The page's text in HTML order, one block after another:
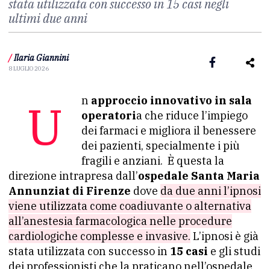
stata utilizzata con successo in 15 casi negli
ultimi due anni
/ Ilaria Giannini
8 LUGLIO 2026
Un approccio innovativo in sala
operatoria che riduce l’impiego
dei farmaci e migliora il benessere
dei pazienti, specialmente i più
fragili e anziani. È questa la
direzione intrapresa dall’ospedale Santa Maria
Annunziat di Firenze dove da due anni l’ipnosi
viene utilizzata come coadiuvante o alternativa
all’anestesia farmacologica nelle procedure
cardiologiche complesse e invasive. L’ipnosi è già
stata utilizzata con successo in 15 casi e gli studi